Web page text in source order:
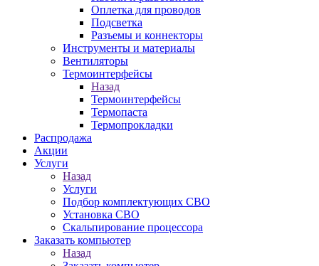
Оплетка для проводов
Подсветка
Разъемы и коннекторы
Инструменты и материалы
Вентиляторы
Термоинтерфейсы
Назад
Термоинтерфейсы
Термопаста
Термопрокладки
Распродажа
Акции
Услуги
Назад
Услуги
Подбор комплектующих СВО
Установка СВО
Скальпирование процессора
Заказать компьютер
Назад